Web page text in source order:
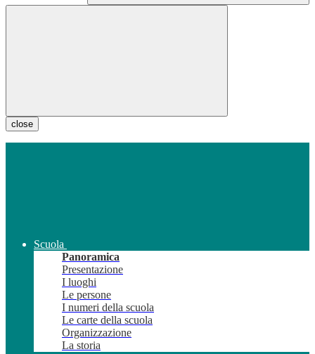
close
Scuola
Panoramica
Presentazione
I luoghi
Le persone
I numeri della scuola
Le carte della scuola
Organizzazione
La storia